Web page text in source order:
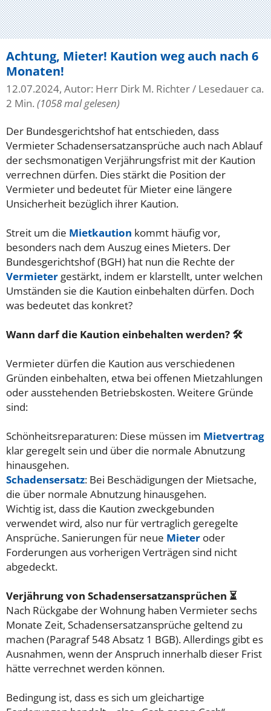
Achtung, Mieter! Kaution weg auch nach 6
Monaten!
12.07.2024, Autor: Herr Dirk M. Richter/ Lesedauer ca.
2 Min. (1058 mal gelesen)
Der Bundesgerichtshof hat entschieden, dass
Vermieter Schadensersatzansprüche auch nach Ablauf
der sechsmonatigen Verjährungsfrist mit der Kaution
verrechnen dürfen. Dies stärkt die Position der
Vermieter und bedeutet für Mieter eine längere
Unsicherheit bezüglich ihrer Kaution.
Streit um die Mietkaution kommt häufig vor,
besonders nach dem Auszug eines Mieters. Der
Bundesgerichtshof (BGH) hat nun die Rechte der
Vermieter gestärkt, indem er klarstellt, unter welchen
Umständen sie die Kaution einbehalten dürfen. Doch
was bedeutet das konkret?
Wann darf die Kaution einbehalten werden? 🛠️
Vermieter dürfen die Kaution aus verschiedenen
Gründen einbehalten, etwa bei offenen Mietzahlungen
oder ausstehenden Betriebskosten. Weitere Gründe
sind:
Schönheitsreparaturen: Diese müssen im Mietvertrag
klar geregelt sein und über die normale Abnutzung
hinausgehen.
Schadensersatz: Bei Beschädigungen der Mietsache,
die über normale Abnutzung hinausgehen.
Wichtig ist, dass die Kaution zweckgebunden
verwendet wird, also nur für vertraglich geregelte
Ansprüche. Sanierungen für neue Mieter oder
Forderungen aus vorherigen Verträgen sind nicht
abgedeckt.
Verjährung von Schadensersatzansprüchen ⏳
Nach Rückgabe der Wohnung haben Vermieter sechs
Monate Zeit, Schadensersatzansprüche geltend zu
machen (Paragraf 548 Absatz 1 BGB). Allerdings gibt es
Ausnahmen, wenn der Anspruch innerhalb dieser Frist
hätte verrechnet werden können.
Bedingung ist, dass es sich um gleichartige